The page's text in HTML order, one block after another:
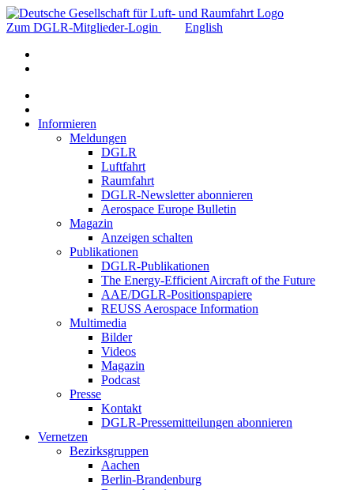
Zum DGLR-Mitglieder-Login English
Informieren
Meldungen
DGLR
Luftfahrt
Raumfahrt
DGLR-Newsletter abonnieren
Aerospace Europe Bulletin
Magazin
Anzeigen schalten
Publikationen
DGLR-Publikationen
The Energy-Efficient Aircraft of the Future
AAE/DGLR-Positionspapiere
REUSS Aerospace Information
Multimedia
Bilder
Videos
Magazin
Podcast
Presse
Kontakt
DGLR-Pressemitteilungen abonnieren
Vernetzen
Bezirksgruppen
Aachen
Berlin-Brandenburg